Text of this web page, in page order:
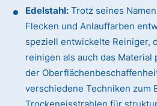
Edelstahl: Trotz seines
Flecken und Anlauffarben
speziell entwickelte Reiniger,
reinigen als auch das Material
der
verschiedene Techniken zum